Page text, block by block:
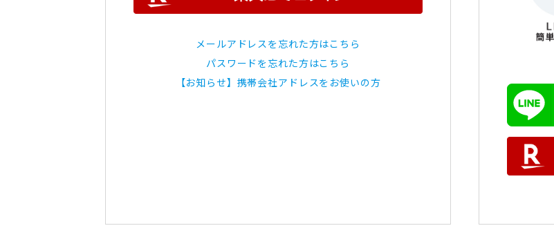
メールアドレスを忘れた方はこちら
パスワードを忘れた方はこちら
【お知らせ】携帯会社アドレスをお使いの方